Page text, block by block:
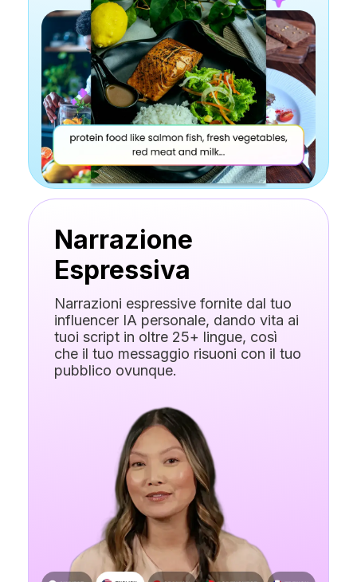
Narrazione
Espressiva
Narrazioni espressive fornite dal tuo
influencer IA personale, dando vita ai
tuoi script in oltre 25+ lingue, così
che il tuo messaggio risuoni con il tuo
pubblico ovunque.